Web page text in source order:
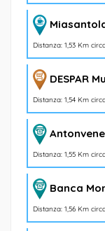
Distanza: 1,53 Km
DESPAR
Distanza: 1,54 Km
Distanza: 1,55 Km
Banca
Distanza: 1,56 Km